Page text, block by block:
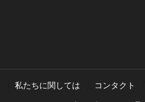
私たちに関しては コンタクト